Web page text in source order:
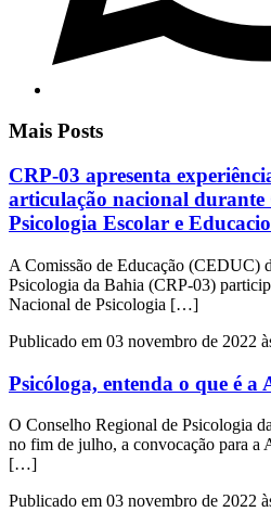
Mais Posts
CRP-03 apresenta
articulação nacional durante
Psicologia Escolar e
A Comissão de Educação (CEDUC)
Psicologia da Bahia (CRP-03)
Nacional de Psicologia […]
Publicado em 03 novembro de 2022
Psicóloga, entenda o que é a
O Conselho Regional de Psicologia
no fim de julho, a convocação para a
[…]
Publicado em 03 novembro de 2022